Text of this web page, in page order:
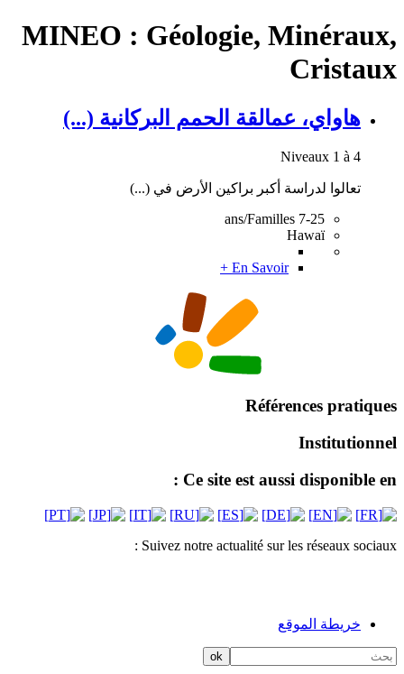
MINEO : Géologie, Minéraux,
Cristaux
هاواي، عمالقة الحمم البركانية (...)
Niveaux 1 à 4
تعالوا لدراسة أكبر براكين الأرض في (...)
7-25 ans/Familles
Hawaï
En Savoir +
Références pratiques
Institutionnel
Ce site est aussi disponible en :
Suivez notre actualité sur les réseaux sociaux :
خريطة الموقع